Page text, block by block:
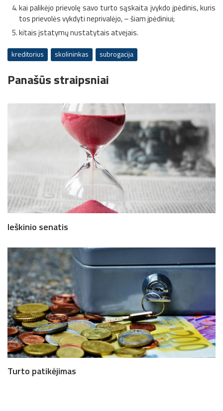
kai palikėjo prievolę savo turto sąskaita įvykdo įpėdinis, kuris
tos prievolės vykdyti neprivalėjo, – šiam įpėdiniui;
kitais įstatymų nustatytais atvejais.
kreditorius skolininkas subrogacija
Panašūs straipsniai
Ieškinio senatis
Turto patikėjimas